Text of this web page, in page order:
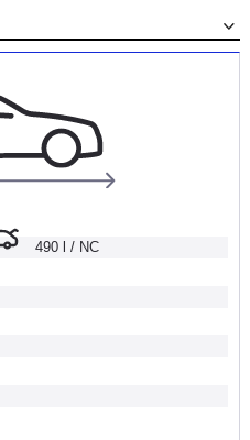
490 l / NC